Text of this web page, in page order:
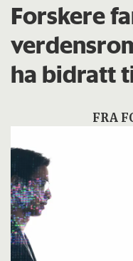
Forskere
ha bidratt
FRA